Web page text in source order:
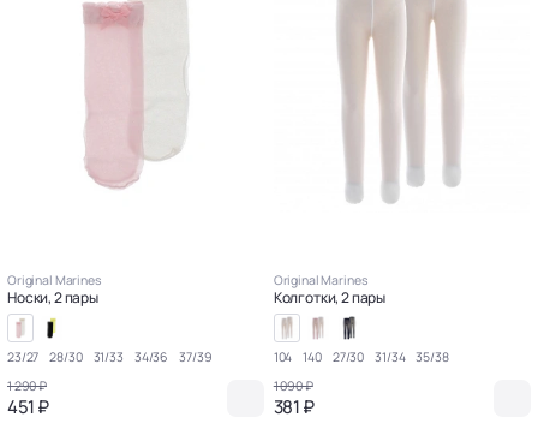
Original Marines
Носки, 2 пары
23/27 28/30 31/33 34/36
37/39
1 290 ₽
451 ₽
Original Marines
Колготки, 2 пары
104 140 27/30 31/34
35/38
1 090 ₽
381 ₽